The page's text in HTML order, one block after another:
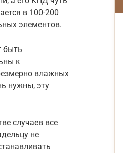
в 100-200
элементов.
быть
к
влажных
нужны, эту
случаев все
не